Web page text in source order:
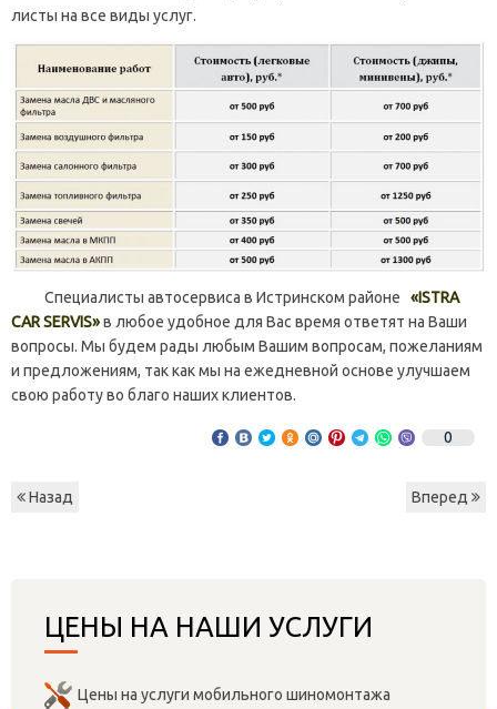
листы на все виды услуг.
Специалисты автосервиса в Истринском районе «ISTRA
CAR SERVIS»в любое удобное для Вас время ответят на Ваши
вопросы. Мы будем рады любым Вашим вопросам, пожеланиям
и предложениям, так как мы на ежедневной основе улучшаем
свою работу во благо наших клиентов.
0
Назад Вперед
ЦЕНЫ НА НАШИ УСЛУГИ
Цены на услуги мобильного шиномонтажа